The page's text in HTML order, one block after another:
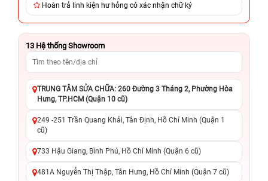
Hoàn trả linh kiện hư hỏng có xác nhận chữ ký
13 Hệ thống Showroom
TRUNG TÂM SỬA CHỮA: 260 Đường 3 Tháng 2, Phường Hòa
Hưng, TP.HCM (Quận 10 cũ)
249 -251 Trần Quang Khải, Tân Định, Hồ Chí Minh (Quận 1
cũ)
733 Hậu Giang, Bình Phú, Hồ Chí Minh (Quận 6 cũ)
481A Nguyễn Thị Thập, Tân Hưng, Hồ Chí Minh (Quận 7 cũ)